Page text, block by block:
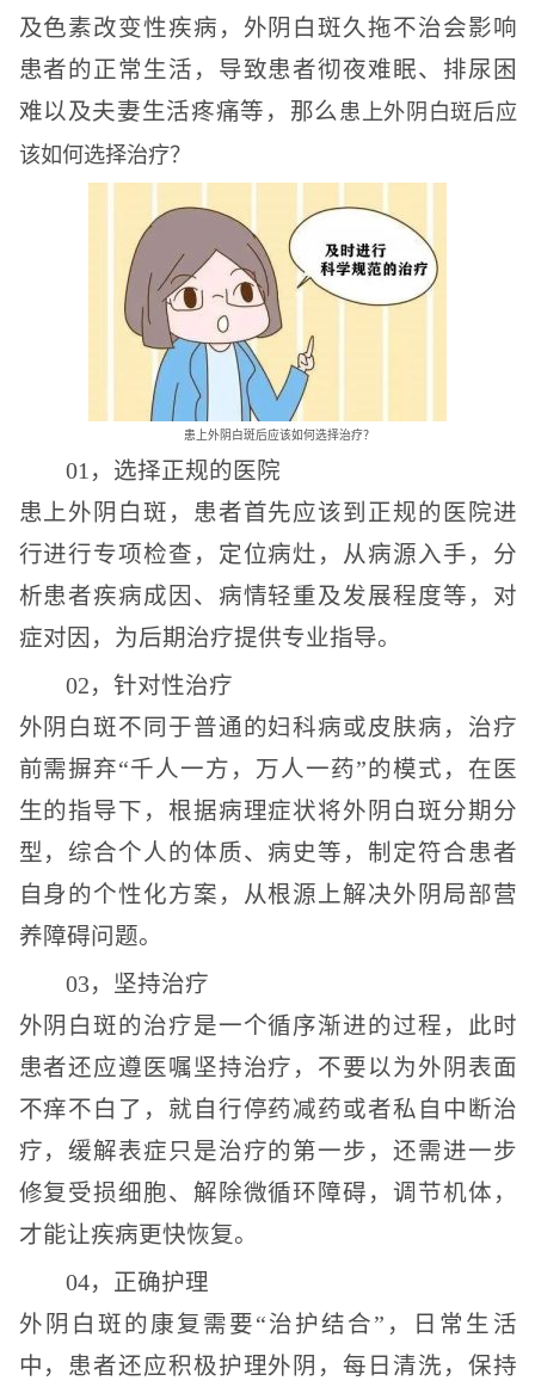
及色素改变性疾病，外阴白斑久拖不治会影响
患者的正常生活，导致患者彻夜难眠、排尿困
难以及夫妻生活疼痛等，那么 患上外阴白斑后应
该如何选择治疗？
患上外阴白斑后应该如何选择治疗？
01，选择正规的医院
患上外阴白斑，患者首先应该到正规的医院进
行进行专项检查，定位病灶，从病源入手，分
析患者疾病成因、病情轻重及发展程度等，对
症对因，为后期治疗提供专业指导。
02，针对性治疗
外阴白斑不同于普通的妇科病或皮肤病，治疗
前需摒弃“千人一方，万人一药”的模式，在医
生的指导下，根据病理症状将外阴白斑分期分
型，综合个人的体质、病史等，制定符合患者
自身的个性化方案，从根源上解决外阴局部营
养障碍问题。
03，坚持治疗
外阴白斑的治疗是一个循序渐进的过程，此时
患者还应遵医嘱坚持治疗，不要以为外阴表面
不痒不白了，就自行停药减药或者私自中断治
疗，缓解表症只是治疗的第一步，还需进一步
修复受损细胞、解除微循环障碍，调节机体，
才能让疾病更快恢复。
04，正确护理
外阴白斑的康复需要“治护结合”，日常生活
中，患者还应积极护理外阴，每日清洗，保持